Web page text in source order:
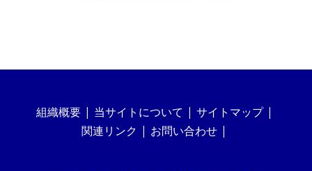
組織概要 当サイトについて
サイトマップ
関連リンク
お問い合わせ